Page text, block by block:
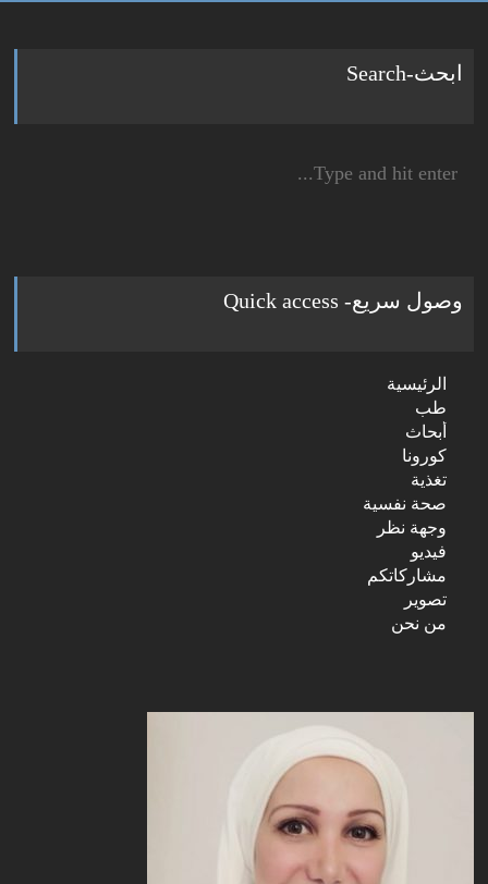
ابحث-Search
for:
وصول سريع- Quick access
الرئيسية
طب
أبحاث
كورونا
تغذية
صحة نفسية
وجهة نظر
فيديو
مشاركاتكم
تصوير
من نحن